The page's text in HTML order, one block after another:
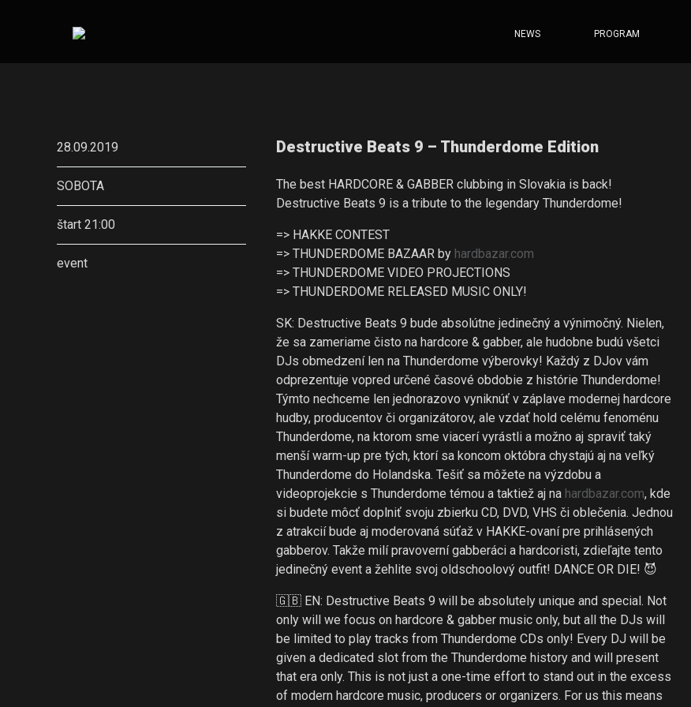
NEWS PROGRAM
28.09.2019
SOBOTA
štart 21:00
event
Destructive Beats 9 – Thunderdome Edition
The best HARDCORE & GABBER clubbing in Slovakia is back!
Destructive Beats 9 is a tribute to the legendary Thunderdome!
=> HAKKE CONTEST
=> THUNDERDOME BAZAAR by hardbazar.com
=> THUNDERDOME VIDEO PROJECTIONS
=> THUNDERDOME RELEASED MUSIC ONLY!
SK: Destructive Beats 9 bude absolútne jedinečný a výnimočný. Nielen,
že sa zameriame čisto na hardcore & gabber, ale hudobne budú všetci
DJs obmedzení len na Thunderdome výberovky! Každý z DJov vám
odprezentuje vopred určené časové obdobie z histórie Thunderdome!
Týmto nechceme len jednorazovo vyniknúť v záplave modernej hardcore
hudby, producentov či organizátorov, ale vzdať hold celému fenoménu
Thunderdome, na ktorom sme viacerí vyrástli a možno aj spraviť taký
menší warm-up pre tých, ktorí sa koncom októbra chystajú aj na veľký
Thunderdome do Holandska. Tešiť sa môžete na výzdobu a
videoprojekcie s Thunderdome témou a taktiež aj na hardbazar.com, kde
si budete môcť doplniť svoju zbierku CD, DVD, VHS či oblečenia. Jednou
z atrakcií bude aj moderovaná súťaž v HAKKE-ovaní pre prihlásených
gabberov. Takže milí pravoverní gabberáci a hardcoristi, zdieľajte tento
jedinečný event a žehlite svoj oldschoolový outfit! DANCE OR DIE! 😈
🇬🇧 EN: Destructive Beats 9 will be absolutely unique and special. Not
only will we focus on hardcore & gabber music only, but all the DJs will
be limited to play tracks from Thunderdome CDs only! Every DJ will be
given a dedicated slot from the Thunderdome history and will present
that era only. This is not just a one-time effort to stand out in the excess
of modern hardcore music, producers or organizers. For us this means